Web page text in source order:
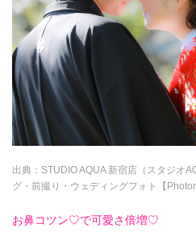
出典： STUDIO AQUA 新宿店（スタジオ
グ・前撮り・ウェディングフォト【
お鼻コツン♡で可愛さ倍増♡